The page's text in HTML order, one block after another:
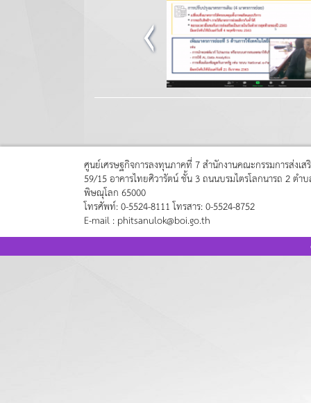
ศูนย์เศรษฐกิจการลงทุนภาคที่ 7 สำนักงานคณะกรรมการส่งเส
59/15 อาคารไทยศิวารัตน์ ชั้น 3 ถนนบรมไตรโลกนารถ 2 ตำ
พิษณุโลก 65000
โทรศัพท์: 0-5524-8111 โทรสาร: 0-5524-8752
E-mail : phitsanulok@boi.go.th